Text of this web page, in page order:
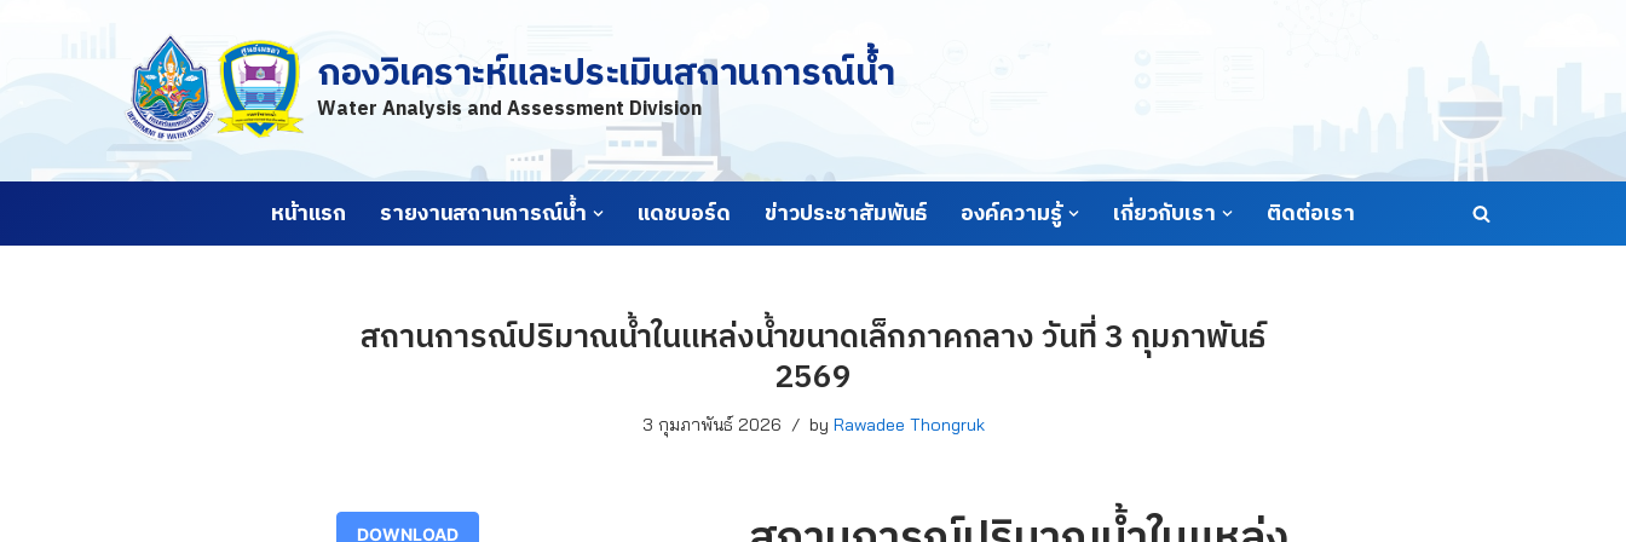
กองวิเคราะห์และประเมินสถานการณ์น้ำ
Water Analysis and Assessment Division
หน้าแรก รายงานสถานการณ์น้ำ แดชบอร์ด ข่าวประชาสัมพันธ์ องค์ความรู้ เกี่ยวกับเรา ติดต่อเรา
สถานการณ์ปริมาณน้ำในแหล่งน้ำขนาดเล็กภาคกลาง วันที่ 3 กุมภาพันธ์
2569
3 กุมภาพันธ์ 2026 by Rawadee Thongruk
DOWNLOAD